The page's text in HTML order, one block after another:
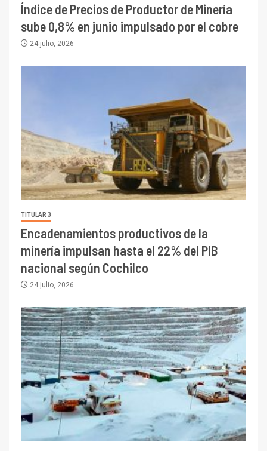
Índice de Precios de Productor de Minería
sube 0,8% en junio impulsado por el cobre
24 julio, 2026
TITULAR 3
Encadenamientos productivos de la
minería impulsan hasta el 22% del PIB
nacional según Cochilco
24 julio, 2026